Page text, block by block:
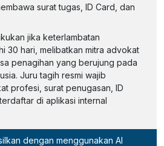
surat tugas, ID Card, dan
jika keterlambatan
30 hari, melibatkan mitra advokat
penagihan yang berujung pada
Juru tagih resmi wajib
profesi, surat penugasan, ID
di aplikasi internal
dengan menggunakan AI